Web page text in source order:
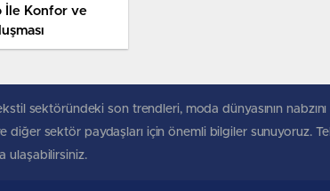
İle Konfor ve
sektöründeki son trendleri, moda dünyasının
diğer sektör paydaşları için önemli bilgiler sunuyoruz.
ulaşabilirsiniz.